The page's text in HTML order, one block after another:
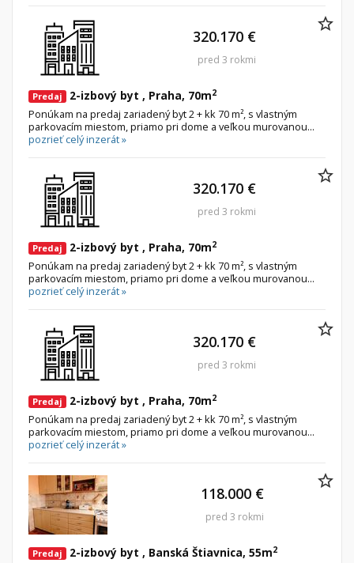
Predaj 2-izbový byt , Praha, 70m2
Ponúkam na predaj zariadený byt 2 + kk 70 m², s vlastným
parkovacím miestom, priamo pri dome a veľkou murovanou...
pozrieť celý inzerát »
320.170 €
pred 3 rokmi
Predaj 2-izbový byt , Praha, 70m2
Ponúkam na predaj zariadený byt 2 + kk 70 m², s vlastným
parkovacím miestom, priamo pri dome a veľkou murovanou...
pozrieť celý inzerát »
320.170 €
pred 3 rokmi
Predaj 2-izbový byt , Praha, 70m2
Ponúkam na predaj zariadený byt 2 + kk 70 m², s vlastným
parkovacím miestom, priamo pri dome a veľkou murovanou...
pozrieť celý inzerát »
320.170 €
pred 3 rokmi
Predaj 2-izbový byt , Banská Štiavnica, 55m2
118.000 €
pred 3 rokmi